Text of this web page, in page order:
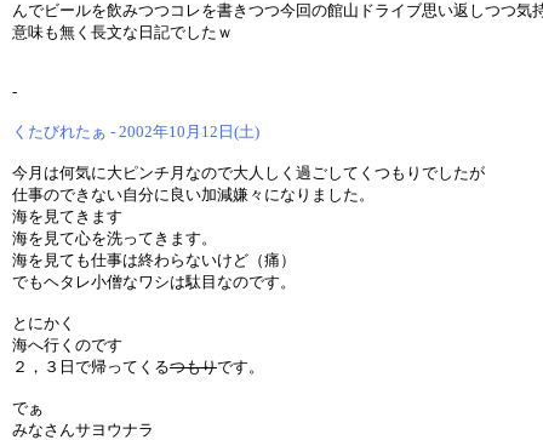
んでビールを飲みつつコレを書きつつ今回の館山ドライブ思い返しつつ気
意味も無く長文な日記でしたｗ
-
くたびれたぁ - 2002年10月12日(土)
今月は何気に大ピンチ月なので大人しく過ごしてくつもりでしたが
仕事のできない自分に良い加減嫌々になりました。
海を見てきます
海を見て心を洗ってきます。
海を見ても仕事は終わらないけど（痛）
でもヘタレ小僧なワシは駄目なのです。
とにかく
海へ行くのです
２，３日で帰ってくるつもりです。
でぁ
みなさんサヨウナラ